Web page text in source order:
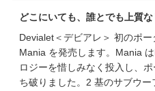
どこにいても、誰とでも上質
Devialet＜デビアレ＞ 初のポ
Mania を発売します。Mania
ロジーを惜しみなく投入し、
ち破りました。2 基のサブウ